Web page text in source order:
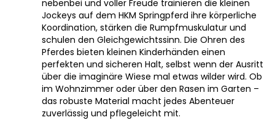
nebenbei und voller Freude trainieren die kleinen
Jockeys auf dem HKM Springpferd ihre körperliche
Koordination, stärken die Rumpfmuskulatur und
schulen den Gleichgewichtssinn. Die Ohren des
Pferdes bieten kleinen Kinderhänden einen
perfekten und sicheren Halt, selbst wenn der Ausritt
über die imaginäre Wiese mal etwas wilder wird. Ob
im Wohnzimmer oder über den Rasen im Garten –
das robuste Material macht jedes Abenteuer
zuverlässig und pflegeleicht mit.